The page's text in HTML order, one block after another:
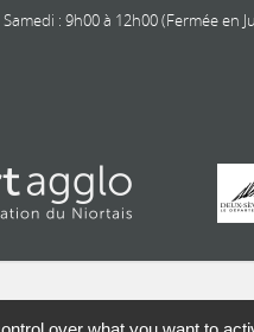
Samedi : 9h00 à 12h00 (Fermée en